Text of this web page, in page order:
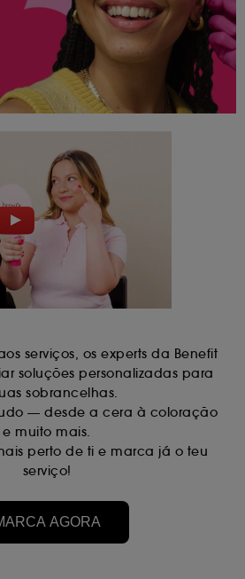
serviços, os experts da Benefit
soluções personalizadas para
sobrancelhas.
— desde a cera à coloração
e muito mais.
perto de ti e marca já o teu
serviço!
AGORA